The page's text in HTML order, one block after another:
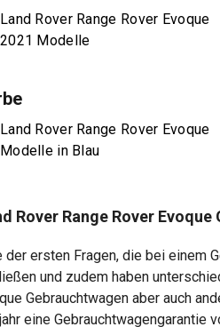
Land Rover Range Rover Evoque
2021 Modelle
Land Rover Range Rover Evoque
Modelle in Blau
Rover Range Rover
der ersten Fragen, die bei einem
und zudem haben
Gebrauchtwagen aber auch
eine Gebrauchtwagengarantie